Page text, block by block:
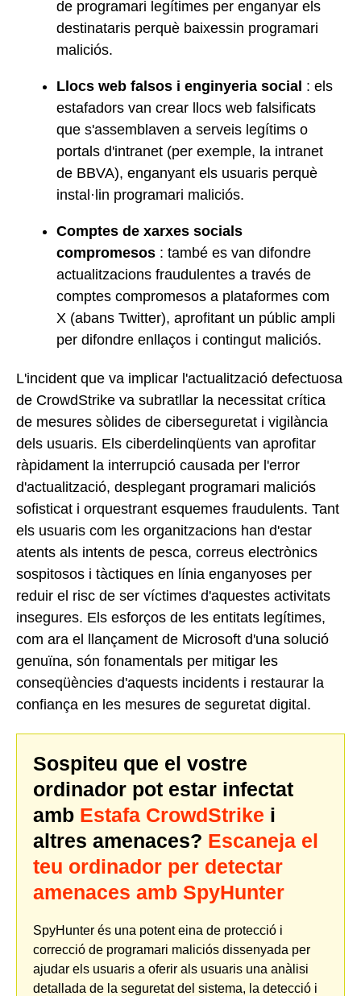
de programari legítimes per enganyar els
destinataris perquè baixessin programari
maliciós.
Llocs web falsos i enginyeria social : els
estafadors van crear llocs web falsificats
que s'assemblaven a serveis legítims o
portals d'intranet (per exemple, la intranet
de BBVA), enganyant els usuaris perquè
instal·lin programari maliciós.
Comptes de xarxes socials
compromesos : també es van difondre
actualitzacions fraudulentes a través de
comptes compromesos a plataformes com
X (abans Twitter), aprofitant un públic ampli
per difondre enllaços i contingut maliciós.
L'incident que va implicar l'actualització defectuosa
de CrowdStrike va subratllar la necessitat crítica
de mesures sòlides de ciberseguretat i vigilància
dels usuaris. Els ciberdelinqüents van aprofitar
ràpidament la interrupció causada per l'error
d'actualització, desplegant programari maliciós
sofisticat i orquestrant esquemes fraudulents. Tant
els usuaris com les organitzacions han d'estar
atents als intents de pesca, correus electrònics
sospitosos i tàctiques en línia enganyoses per
reduir el risc de ser víctimes d'aquestes activitats
insegures. Els esforços de les entitats legítimes,
com ara el llançament de Microsoft d'una solució
genuïna, són fonamentals per mitigar les
conseqüències d'aquests incidents i restaurar la
confiança en les mesures de seguretat digital.
Sospiteu que el vostre
ordinador pot estar infectat
amb Estafa CrowdStrike i
altres amenaces? Escaneja el
teu ordinador per detectar
amenaces amb SpyHunter
SpyHunter és una potent eina de protecció i
correcció de programari maliciós dissenyada per
ajudar els usuaris a oferir als usuaris una anàlisi
detallada de la seguretat del sistema, la detecció i